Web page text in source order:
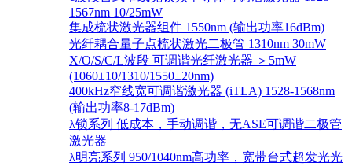
1567nm 10/25mW
集成梳状激光器组件 1550nm (输出功率16dBm)
光纤耦合量子点梳状激光二极管 1310nm 30mW
X/O/S/C/L波段 可调谐光纤激光器 ＞5mW
(1060±10/1310/1550±20nm)
400kHz窄线宽可调谐激光器 (iTLA) 1528-1568nm
(输出功率8-17dBm)
λ锁系列 低成本，手动调谐，无ASE可调谐二极管
激光器
λ明亮系列 950/1040nm高功率，宽带台式超发光光